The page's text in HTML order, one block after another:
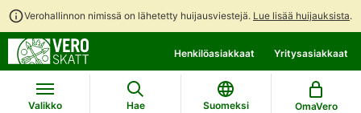
Verohallinnon nimissä on lähetetty huijausviestejä. Lue lisää huijauksista.
suoraan
sisältöön
koko
sivuston
hakuun
Henkilöasiakkaat Yritysasiakkaat
Valikko Hae Suomeksi OmaVero